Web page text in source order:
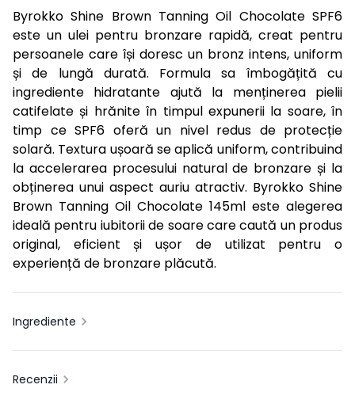
Byrokko Shine Brown Tanning Oil Chocolate SPF6
este un ulei pentru bronzare rapidă, creat pentru
persoanele care își doresc un bronz intens, uniform
și de lungă durată. Formula sa îmbogățită cu
ingrediente hidratante ajută la menținerea pielii
catifelate și hrănite în timpul expunerii la soare, în
timp ce SPF6 oferă un nivel redus de protecție
solară. Textura ușoară se aplică uniform, contribuind
la accelerarea procesului natural de bronzare și la
obținerea unui aspect auriu atractiv. Byrokko Shine
Brown Tanning Oil Chocolate 145ml este alegerea
ideală pentru iubitorii de soare care caută un produs
original, eficient și ușor de utilizat pentru o
experiență de bronzare plăcută.
Ingrediente
Recenzii